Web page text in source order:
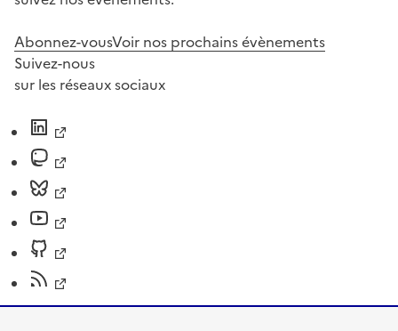
Abonnez-vousVoir nos prochains évènements
Suivez-nous
sur les réseaux sociaux